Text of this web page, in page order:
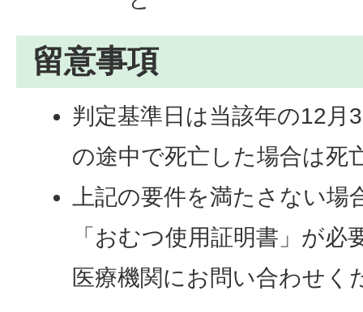
留意事項
判定基準日は当該年の12月
の途中で死亡した場合は死
上記の要件を満たさない
「おむつ使用証明書」が
医療機関にお問い合わせく